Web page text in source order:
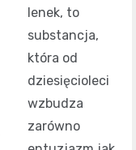
lenek, to
substancja,
która od
dziesięcioleci
wzbudza
zarówno